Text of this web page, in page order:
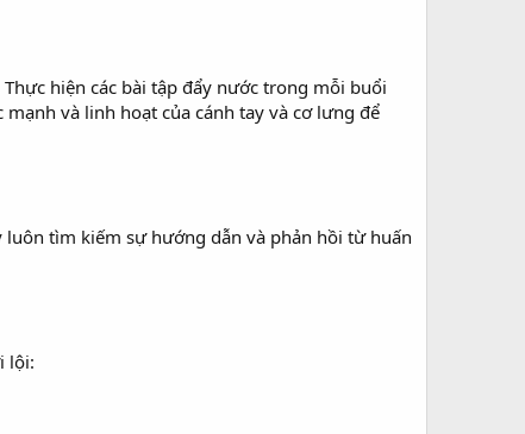
hiện các bài tập đẩy nước trong mỗi buổi
và linh hoạt của cánh tay và cơ lưng để
tìm kiếm sự hướng dẫn và phản hồi từ huấn
lội: